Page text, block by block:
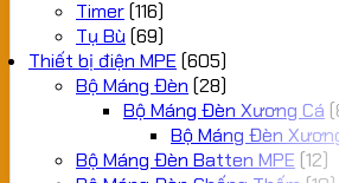
Timer(116)
Tụ Bù (69)
Thiết bị điện MPE (605)
Bộ Máng Đèn (28)
Bộ Máng Đèn Xương Cá
Bộ Máng Đèn
Bộ Máng Đèn Batten MPE (12)